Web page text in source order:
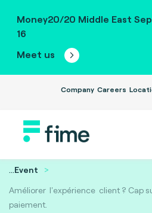
Money20/20 Middle East
16
Meet us
Company Careers
...Event
Améliorer l'expérience client ? Cap
paiement.